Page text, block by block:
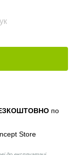
по
Store